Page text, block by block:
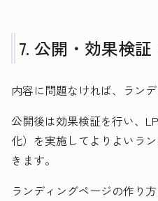
7. 公開・効果検証
内容に問題なければ、ラン
公開後は効果検証を行い、
化）を実施してよりよいラ
きます。
ランディングページの作り